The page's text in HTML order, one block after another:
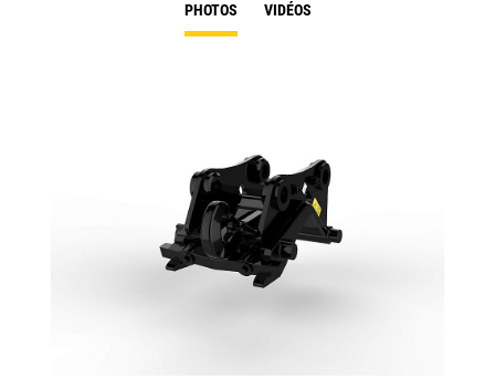
PHOTOS VIDÉOS